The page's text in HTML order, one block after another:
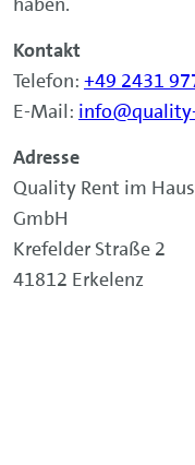
Kontakt
Telefon: +49 2431
E-Mail:
Adresse
Quality Rent im
GmbH
Krefelder Straße 2
41812 Erkelenz